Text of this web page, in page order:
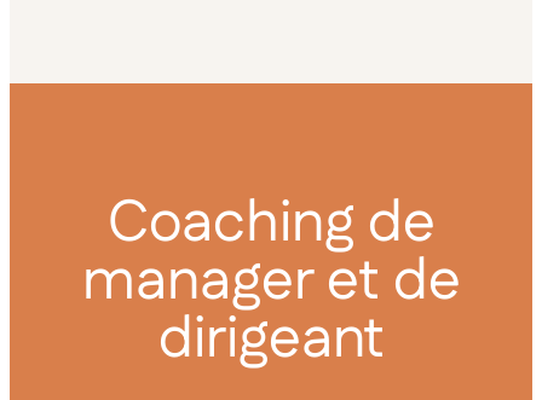
Coaching de
manager et de
dirigeant